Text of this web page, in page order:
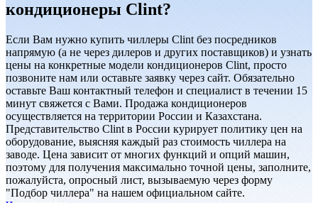
кондиционеры Clint?
Если Вам нужно купить чиллеры Clint без посредников
напрямую (а не через дилеров и других поставщиков) и узнать
цены на конкретные модели кондиционеров Clint, просто
позвоните нам или оставьте заявку через сайт. Обязательно
оставьте Ваш контактный телефон и специалист в течении 15
минут свяжется с Вами. Продажа кондиционеров
осуществляется на территории России и Казахстана.
Представительство Clint в России курирует политику цен на
оборудование, выясняя каждый раз стоимость чиллера на
заводе. Цена зависит от многих функций и опций машин,
поэтому для получения максимально точной цены, заполните,
пожалуйста, опросный лист, вызываемую через форму
"Подбор чиллера" на нашем официальном сайте.